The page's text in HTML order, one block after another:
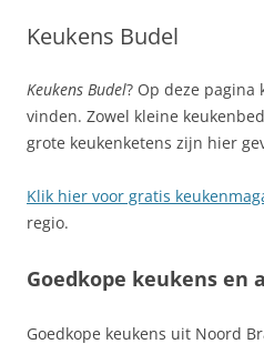
Keukens Budel
Keukens Budel? Op deze
vinden. Zowel kleine
grote keukenketens zijn hier
Klik hier voor gratis
regio.
Goedkope keukens en
Goedkope keukens uit Noord